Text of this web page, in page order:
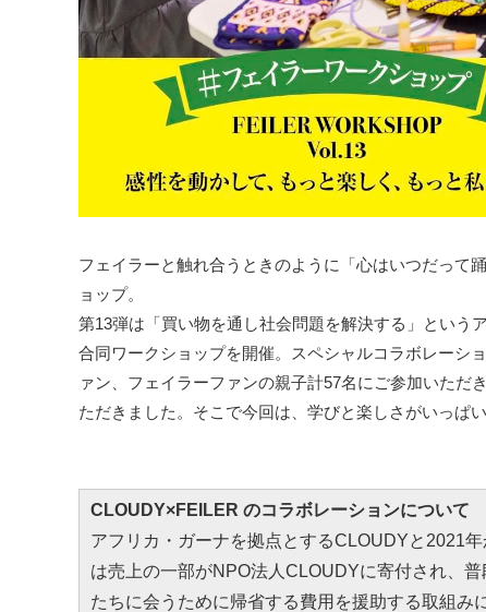
フェイラーと触れ合うときのように「心はいつだって
ョップ。
第13弾は「買い物を通し社会問題を解決する」という
合同ワークショップを開催。スペシャルコラボレーシ
ァン、フェイラーファンの親子計57名にご参加いた
ただきました。そこで今回は、学びと楽しさがいっぱ
CLOUDY×FEILER のコラボレーションについて
アフリカ・ガーナを拠点とするCLOUDYと2021
は売上の一部がNPO法人CLOUDYに寄付され、
たちに会うために帰省する費用を援助する取組み